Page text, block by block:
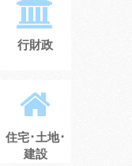
行財政
住宅･土地･
建設